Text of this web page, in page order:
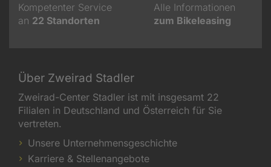
Kompetenter Service
an 22 Standorten
Alle Informationen
zum Bikeleasing
Über Zweirad Stadler
Zweirad-Center Stadler ist mit insgesamt 22
Filialen in Deutschland und Österreich für Sie
vertreten.
Unsere Unternehmensgeschichte
Karriere & Stellenangebote